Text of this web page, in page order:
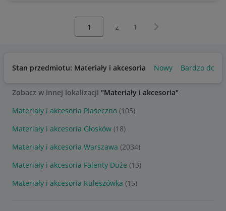
z 1 Następna strona
Stan przedmiotu: Materiały i akcesoria Nowy Bardzo dobry
Zobacz w innej lokalizacji "Materiały i akcesoria"
Materiały i akcesoria Piaseczno (105)
Materiały i akcesoria Głosków (18)
Materiały i akcesoria Warszawa (2034)
Materiały i akcesoria Falenty Duże (13)
Materiały i akcesoria Kuleszówka (15)